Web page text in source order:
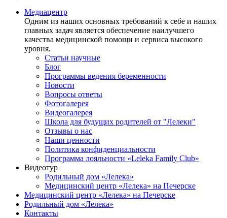
Медиацентр
Одним из наших основных требований к себе и наших
главных задач является обеспечение наилучшего
качества медицинской помощи и сервиса высокого
уровня.
Статьи научные
Блог
Программы ведения беременности
Новости
Вопросы ответы
Фотогалерея
Видеогалерея
Школа для будущих родителей от "Лелеки"
Отзывы о нас
Наши ценности
Политика конфиденциальности
Программа лояльности «Leleka Family Club»
Видеотур
Родильный дом «Лелека»
Медицинский центр «Лелека» на Печерске
Медицинский центр «Лелека» на Печерске
Родильный дом «Лелека»
Контакты